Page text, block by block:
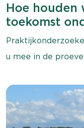
Hoe houden
toekomst
u mee in de
Bekijk de video.